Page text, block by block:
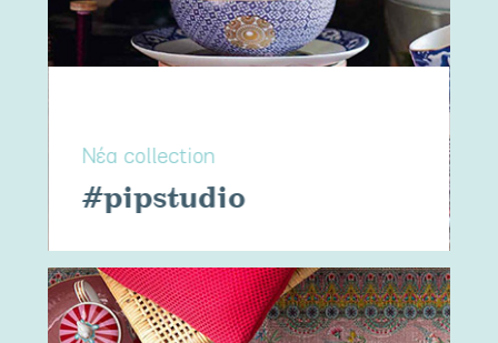
Νέα collection
#pipstudio